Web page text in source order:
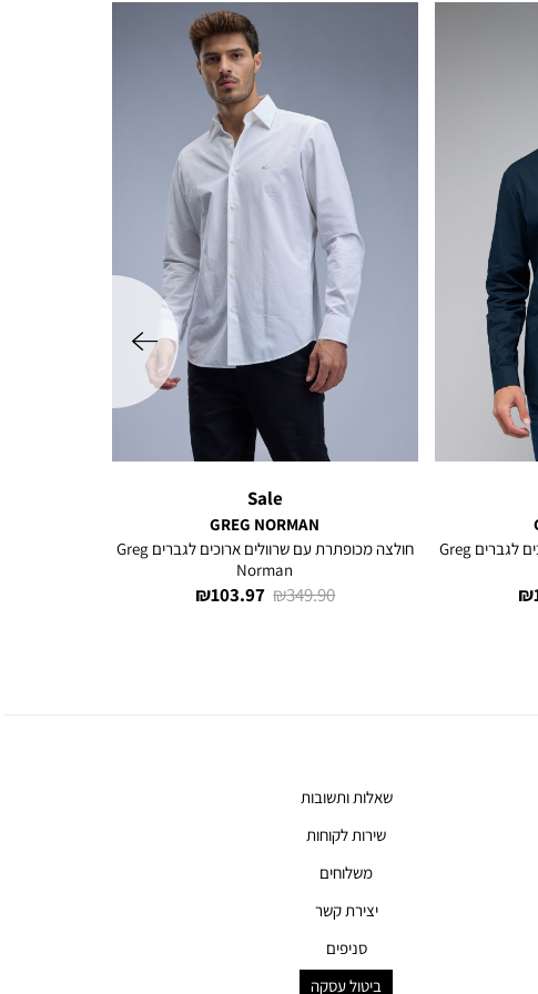
חולצה מכופתרת עם שרוולים ארוכים לגברים Greg
Sale
GREG NORMAN
חולצה מכופתרת עם שרוולים ארוכים לגברים Greg
Norman
מחיר
103.97 ₪
מחיר
349.90 ₪
שמאלה
שאלות ותשובות
שירות לקוחות
משלוחים
יצירת קשר
סניפים
ביטול עסקה